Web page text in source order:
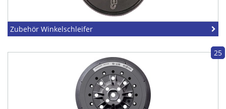
Zubehör Winkelschleifer
25